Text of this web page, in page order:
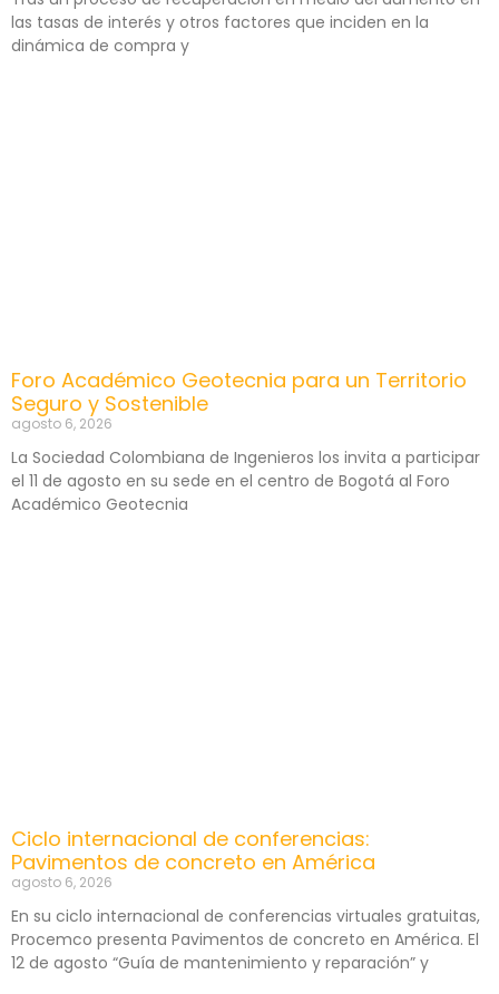
las tasas de interés y otros factores que inciden en la
dinámica de compra y
Foro Académico Geotecnia para un Territorio
Seguro y Sostenible
agosto 6, 2026
La Sociedad Colombiana de Ingenieros los invita a participar
el 11 de agosto en su sede en el centro de Bogotá al Foro
Académico Geotecnia
Ciclo internacional de conferencias:
Pavimentos de concreto en América
agosto 6, 2026
En su ciclo internacional de conferencias virtuales gratuitas,
Procemco presenta Pavimentos de concreto en América. El
12 de agosto “Guía de mantenimiento y reparación” y